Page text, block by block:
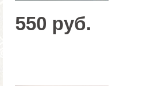
550 руб.